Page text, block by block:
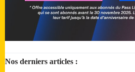
Nos derniers articles :